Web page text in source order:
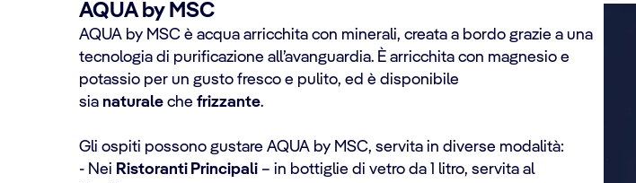
AQUA by MSC
AQUA by MSC è acqua arricchita con minerali, creata a bordo grazie a una
tecnologia di purificazione all’avanguardia. È arricchita con magnesio e
potassio per un gusto fresco e pulito, ed è disponibile
sia naturale che frizzante.
Gli ospiti possono gustare AQUA by MSC, servita in diverse modalità:
- Nei Ristoranti Principali – in bottiglie di vetro da 1 litro, servita al